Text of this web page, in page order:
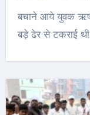
बचाने आये युवक ऋषभ के बैग से रुपए लेकर भाग गए मिट्टी के
बड़े ढेर से टकराई